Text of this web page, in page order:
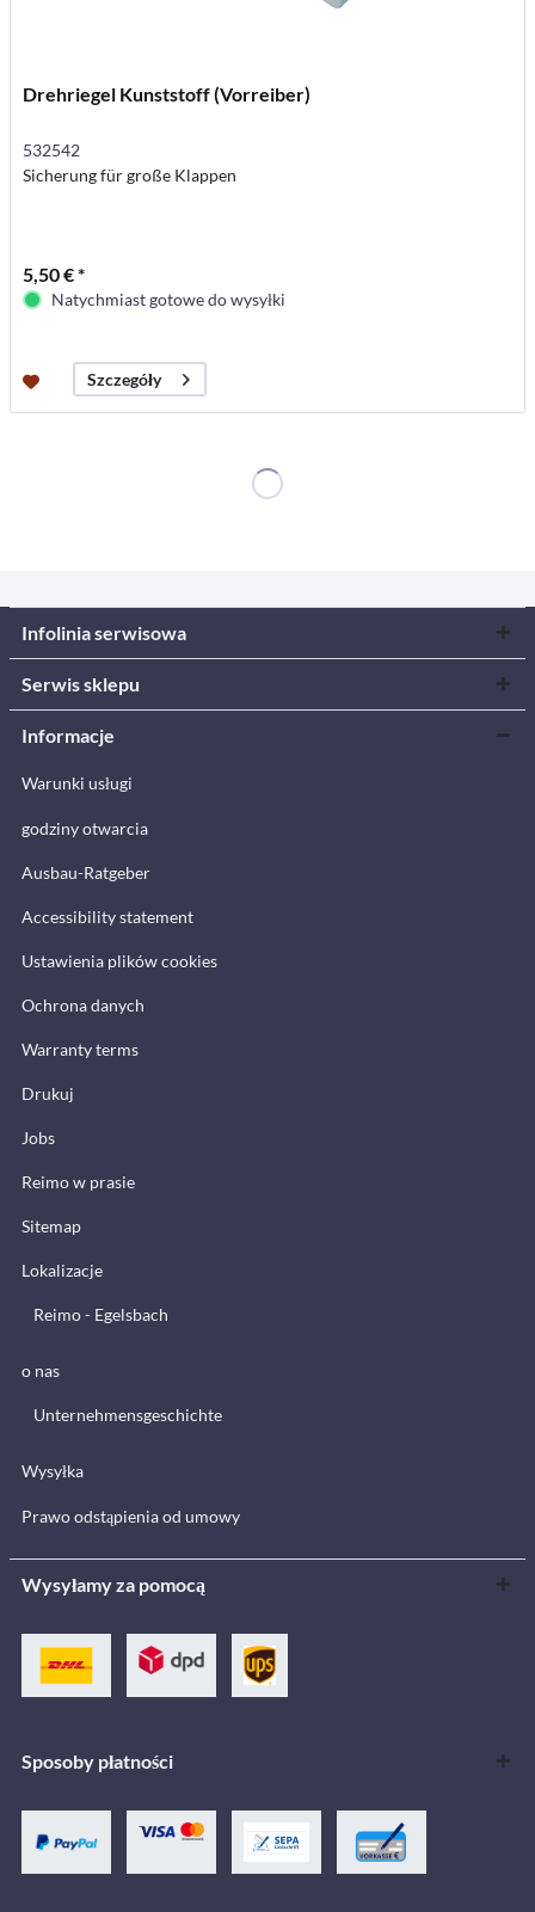
Drehriegel Kunststoff (Vorreiber)
532542
Sicherung für große Klappen
5,50 € *
Natychmiast gotowe do wysyłki
Szczegóły
Infolinia serwisowa
Serwis sklepu
Informacje
Warunki usługi
godziny otwarcia
Ausbau-Ratgeber
Accessibility statement
Ustawienia plików cookies
Ochrona danych
Warranty terms
Drukuj
Jobs
Reimo w prasie
Sitemap
Lokalizacje
Reimo - Egelsbach
o nas
Unternehmensgeschichte
Wysyłka
Prawo odstąpienia od umowy
Wysyłamy za pomocą
Sposoby płatności